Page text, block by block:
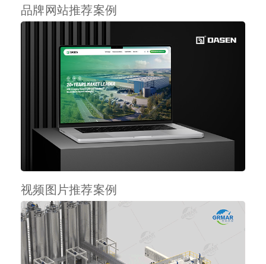
品牌网站推荐案例
视频图片推荐案例